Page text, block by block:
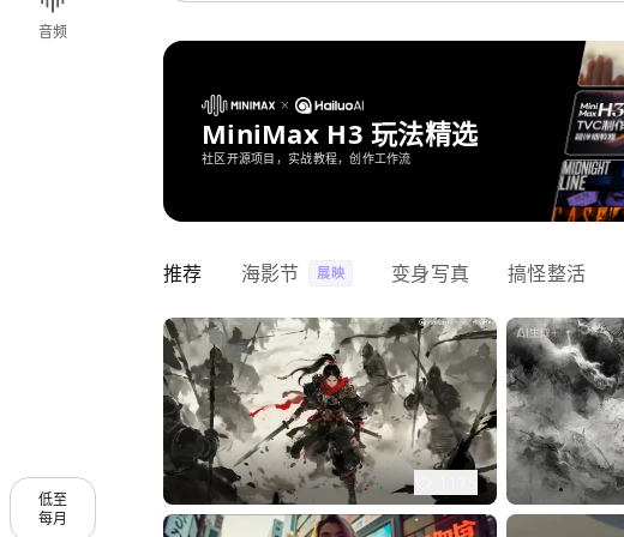
音频
低至
每月
MiniMax H3 玩法精选
社区开源项目，实战教程，创作工作流
推荐 海影节 展映 变身写真 搞怪整活